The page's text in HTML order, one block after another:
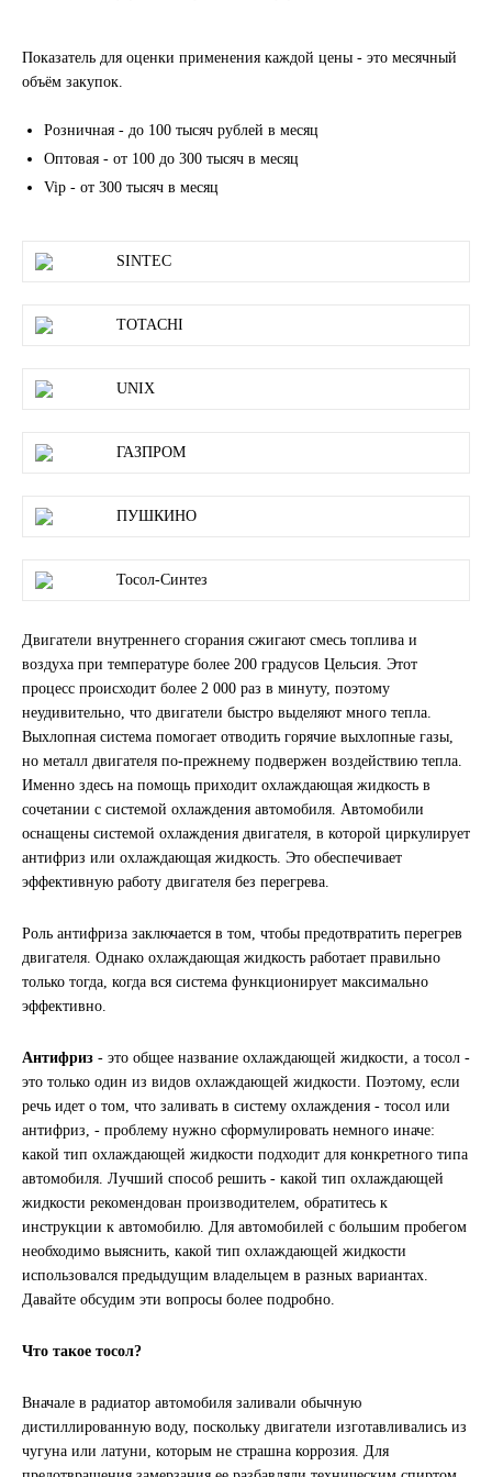
LUXE
MANNOL
MOBIL
MOTUL
SINTEC
TOTACHI
TOTAL
UNIX
Valvoline
BP VISCO
ЛУКОЙЛ
Новоуфимский НПЗ
РОСНЕФТЬ
MOZER
North Sea Lubricants
Подшипники
АПП
ГПЗ
ЕПК
Показатель для оценки применения каждой цены - это месячный
объём закупок.
Розничная - до 100 тысяч рублей в месяц
Оптовая - от 100 до 300 тысяч в месяц
Vip - от 300 тысяч в месяц
SINTEC
TOTACHI
UNIX
ГАЗПРОМ
ПУШКИНО
Тосол-Синтез
Двигатели внутреннего сгорания сжигают смесь топлива и
воздуха при температуре более 200 градусов Цельсия. Этот
процесс происходит более 2 000 раз в минуту, поэтому
неудивительно, что двигатели быстро выделяют много тепла.
Выхлопная система помогает отводить горячие выхлопные газы,
но металл двигателя по-прежнему подвержен воздействию тепла.
Именно здесь на помощь приходит охлаждающая жидкость в
сочетании с системой охлаждения автомобиля. Автомобили
оснащены системой охлаждения двигателя, в которой циркулирует
антифриз или охлаждающая жидкость. Это обеспечивает
эффективную работу двигателя без перегрева.
Роль антифриза заключается в том, чтобы предотвратить перегрев
двигателя. Однако охлаждающая жидкость работает правильно
только тогда, когда вся система функционирует максимально
эффективно.
Антифриз - это общее название охлаждающей жидкости, а тосол -
это только один из видов охлаждающей жидкости. Поэтому, если
речь идет о том, что заливать в систему охлаждения - тосол или
антифриз, - проблему нужно сформулировать немного иначе:
какой тип охлаждающей жидкости подходит для конкретного типа
автомобиля. Лучший способ решить - какой тип охлаждающей
жидкости рекомендован производителем, обратитесь к
инструкции к автомобилю. Для автомобилей с большим пробегом
необходимо выяснить, какой тип охлаждающей жидкости
использовался предыдущим владельцем в разных вариантах.
Давайте обсудим эти вопросы более подробно.
Что такое тосол?
Вначале в радиатор автомобиля заливали обычную
дистиллированную воду, поскольку двигатели изготавливались из
чугуна или латуни, которым не страшна коррозия. Для